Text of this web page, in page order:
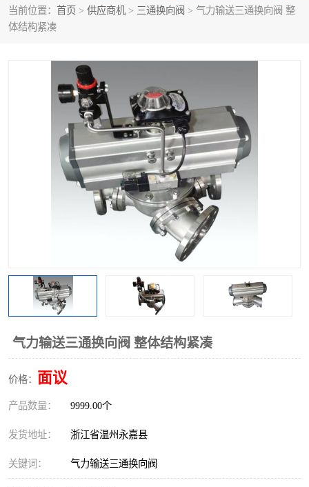
当前位置： 首页 > 供应商机 > 三通换向阀 > 气力输送三通换向阀 整
体结构紧凑
气力输送三通换向阀 整体结构紧凑
价格： 面议
产品数量： 9999.00个
发货地址： 浙江省温州永嘉县
关键词： 气力输送三通换向阀
管路换向阀 三通换向阀
不锈钢三通阀
Y型转向阀 翻板转向阀
粉体转向阀 Y型球阀
气动球阀
Y型分路阀
粉体分路阀
管道换向器